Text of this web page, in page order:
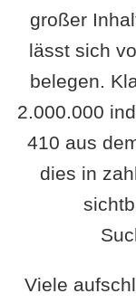
großer
lässt sich
belegen.
2.000.000
410 aus
dies in
Viele